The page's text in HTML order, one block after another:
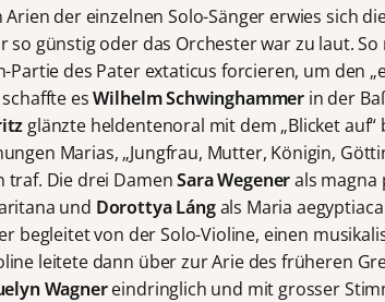
der einzelnen Solo-Sänger erwies sich
so günstig oder das Orchester war zu laut.
Partie des Pater extaticus forcieren, um den
schaffte esWilhelm Schwinghammer in der
glänzte heldentenoral mit dem „Blicket auf“
Marias, „Jungfrau, Mutter, Königin,
traf. Die drei DamenSara Wegenerals magna
und Dorottya Lángals Maria
begleitet von der Solo-Violine, einen
leitete dann über zur Arie des früheren
Wagnereindringlich und mit grosser